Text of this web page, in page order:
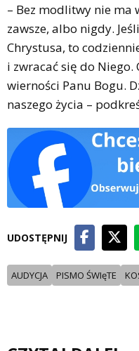
– Bez modlitwy nie
zawsze, albo nigdy.
Chrystusa, to
i zwracać się do
wierności Panu Bogu.
naszego życia –
UDOSTĘPNIJ
AUDYCJA PISMO ŚWIęTE